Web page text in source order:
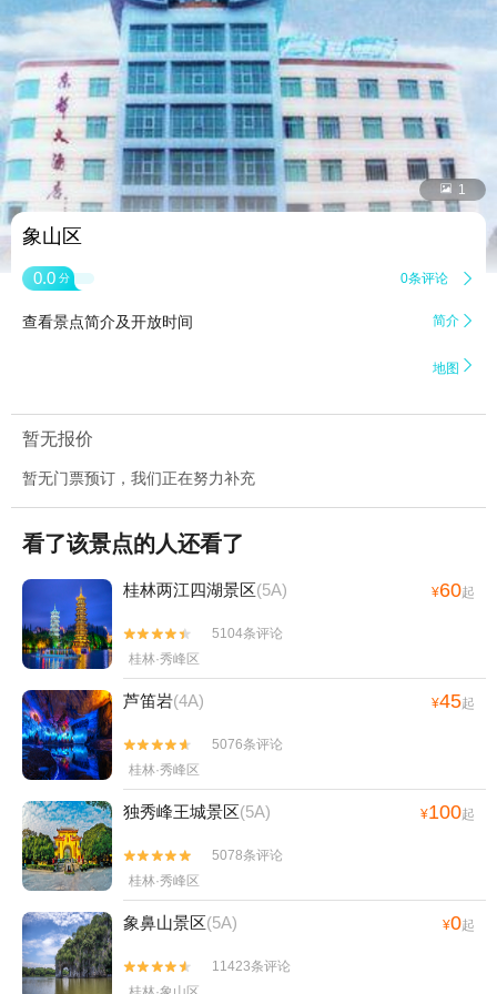
 1
象山区
0.0 分 0条评论 
查看景点简介及开放时间 简介 
地图 
暂无报价
暂无门票预订，我们正在努力补充
看了该景点的人还看了
桂林两江四湖景区(5A) ¥60起


5104条评论
桂林·秀峰区
芦笛岩(4A) ¥45起


5076条评论
桂林·秀峰区
独秀峰王城景区(5A) ¥100起


5078条评论
桂林·秀峰区
象鼻山景区(5A) ¥0起


11423条评论
